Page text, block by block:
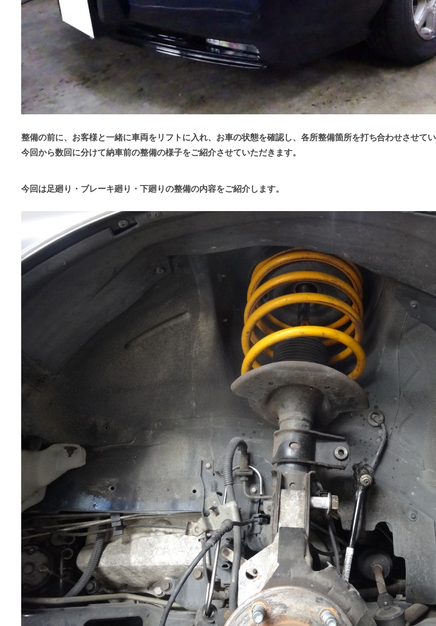
整備の前に、お客様と一緒に車両をリフトに入れ、お車の状態を確認し、各所整備箇所を打ち合わせさせてい
今回から数回に分けて納車前の整備の様子をご紹介させていただきます。
今回は足廻り・ブレーキ廻り・下廻りの整備の内容をご紹介します。